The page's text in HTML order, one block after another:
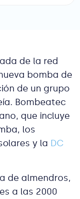
de la red
bomba de
de un grupo
Bombeatec
que incluye
los
y la DC
de almendros,
a las 2000